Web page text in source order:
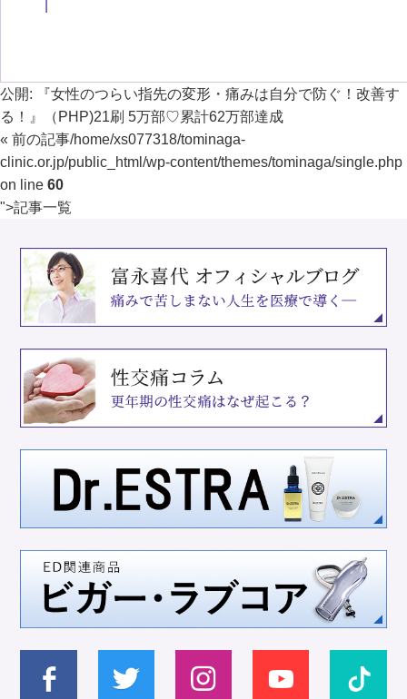
公開:
『女性のつらい指先の変形・痛みは自分で防ぐ！改善す
る！』（PHP)21刷 5万部♡累計62万部達成
« 前の記事/home/xs077318/tominaga-
clinic.or.jp/public_html/wp-content/themes/tominaga/single.php
on line 60
">記事一覧